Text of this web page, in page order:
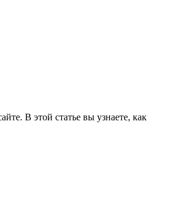
В этой статье вы узнаете, как